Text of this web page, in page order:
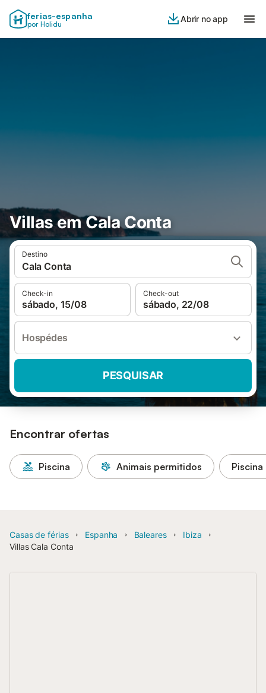
ferias-espanha
por Holidu
Abrir no app
Villas em Cala Conta
Destino
Cala Conta
Check-in
sábado, 15/08
Check-out
sábado, 22/08
Hospédes
PESQUISAR
Encontrar ofertas
Piscina Animais permitidos
Casas de férias Espanha Baleares
Ibiza
Villas Cala Conta